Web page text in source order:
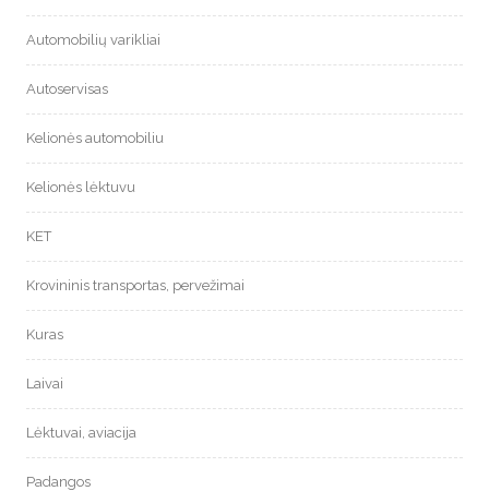
Automobilių varikliai
Autoservisas
Kelionės automobiliu
Kelionės lėktuvu
KET
Krovininis transportas, pervežimai
Kuras
Laivai
Lėktuvai, aviacija
Padangos